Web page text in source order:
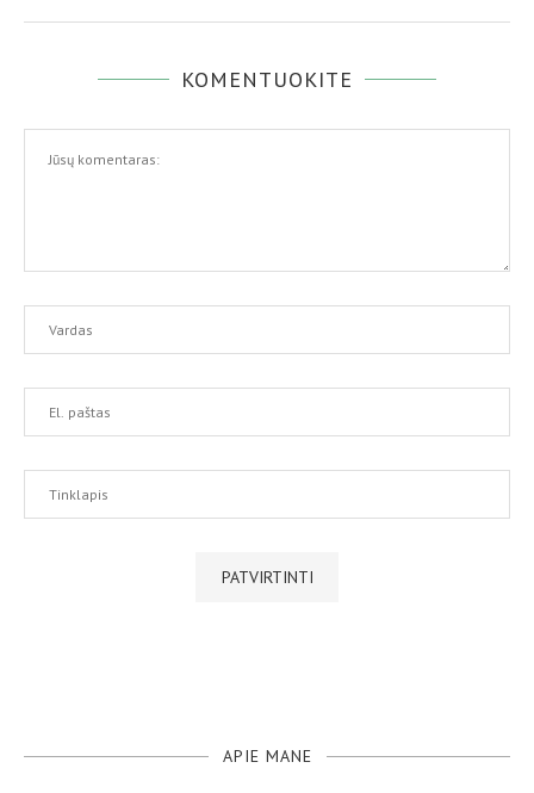
KOMENTUOKITE
APIE MANE